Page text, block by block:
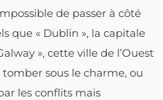
de passer à côté
que « Dublin », la capitale
», cette ville de l’Ouest
sous le charme, ou
les conflits mais